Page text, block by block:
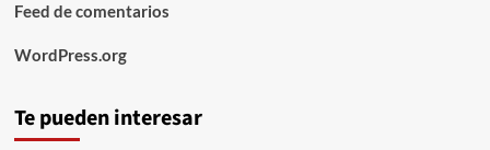
Feed de comentarios
WordPress.org
Te pueden interesar